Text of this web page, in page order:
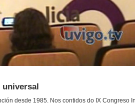
universal
desde 1985. Nos contidos do IX Congreso